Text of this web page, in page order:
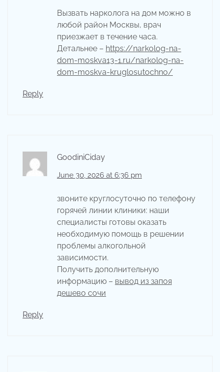
Вызвать нарколога на дом можно в
любой район Москвы, врач
приезжает в течение часа.
Детальнее – https://narkolog-na-
dom-moskva13-1.ru/narkolog-na-
dom-moskva-kruglosutochno/
Reply
GoodiniCiday
June 30, 2026 at 6:36 pm
звоните круглосуточно по телефону
горячей линии клиники: наши
специалисты готовы оказать
необходимую помощь в решении
проблемы алкогольной
зависимости.
Получить дополнительную
информацию – вывод из запоя
дешево сочи
Reply